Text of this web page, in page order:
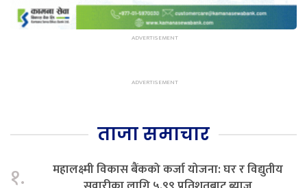
ताजा समाचार
१.
महालक्ष्मी विकास बैंकको कर्जा योजना: घर र विद्युतीय